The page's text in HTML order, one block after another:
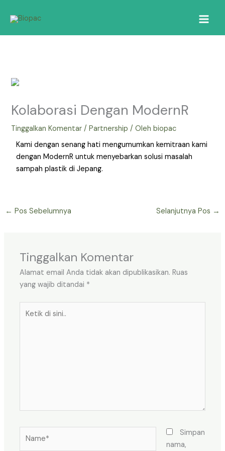
Kolaborasi Dengan ModernR
Tinggalkan Komentar /Partnership / Olehbiopac
Kami dengan senang hati mengumumkan kemitraan kami
dengan ModernR untuk menyebarkan solusi masalah
sampah plastik di Jepang.
← Pos Sebelumnya Selanjutnya Pos →
Tinggalkan Komentar
Alamat email Anda tidak akan dipublikasikan. Ruas
yang wajib ditandai *
Simpan
nama,